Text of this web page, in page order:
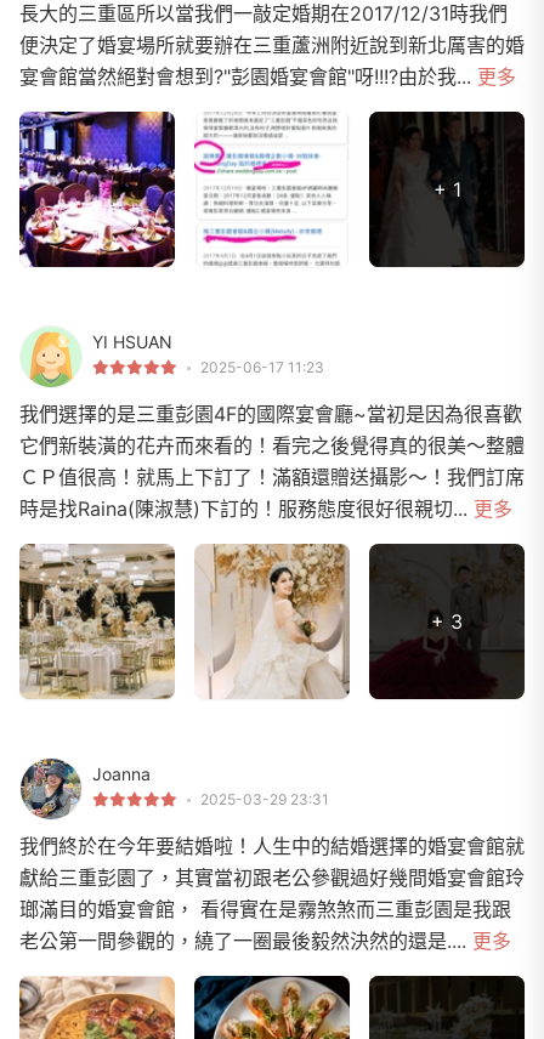
長大的三重區所以當我們一敲定婚期在2017/12/31時我們
便決定了婚宴場所就要辦在三重蘆洲附近說到新北厲害的婚
宴會館當然絕對會想到?"彭園婚宴會館"呀!!!?由於我... 更多
+ 1
YI HSUAN
2025-06-17 11:23
我們選擇的是三重彭園4F的國際宴會廳~當初是因為很喜歡
它們新裝潢的花卉而來看的！看完之後覺得真的很美～整體
ＣＰ值很高！就馬上下訂了！滿額還贈送攝影～！我們訂席
時是找Raina(陳淑慧)下訂的！服務態度很好很親切... 更多
+ 3
Joanna
2025-03-29 23:31
我們終於在今年要結婚啦！人生中的結婚選擇的婚宴會館就
獻給三重彭園了，其實當初跟老公參觀過好幾間婚宴會館玲
瑯滿目的婚宴會館， 看得實在是霧煞煞而三重彭園是我跟
老公第一間參觀的，繞了一圈最後毅然決然的還是.... 更多